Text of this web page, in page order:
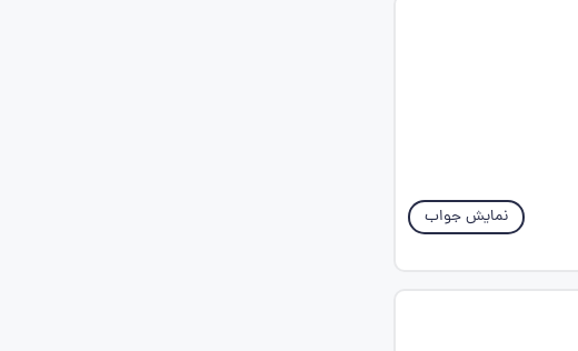
نمایش جواب